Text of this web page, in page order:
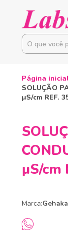
Página
SOLUÇÃO
µS/cm REF.
µS/cm
Marca:Gehaka